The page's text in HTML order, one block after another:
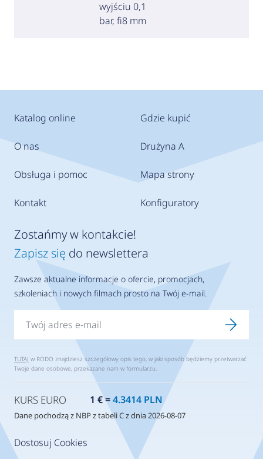
wyjściu 0,1
bar, fi8 mm
Katalog online
O nas
Obsługa i pomoc
Kontakt
Gdzie kupić
Drużyna A
Mapa strony
Konfiguratory
Dostosuj Cookies
Zostańmy w kontakcie!
Zapisz się do newslettera
Zawsze aktualne informacje o ofercie, promocjach,
szkoleniach i nowych filmach prosto na Twój e-mail.
TUTAJ w RODO znajdziesz szczegółowy opis tego, w jaki sposób będziemy przetwarzać
Twoje dane osobowe, przekazane nam w formularzu.
KURS EURO 1 € =4.3414 PLN
Dane pochodzą z NBP z tabeli C z dnia 2026-08-07